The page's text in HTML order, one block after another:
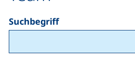
Suchbegriff